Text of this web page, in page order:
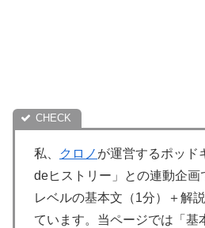
私、 クロノ が運営するポッド
deヒストリー」との連動企画
レベルの基本文（1分）＋解
ています。当ページでは「基